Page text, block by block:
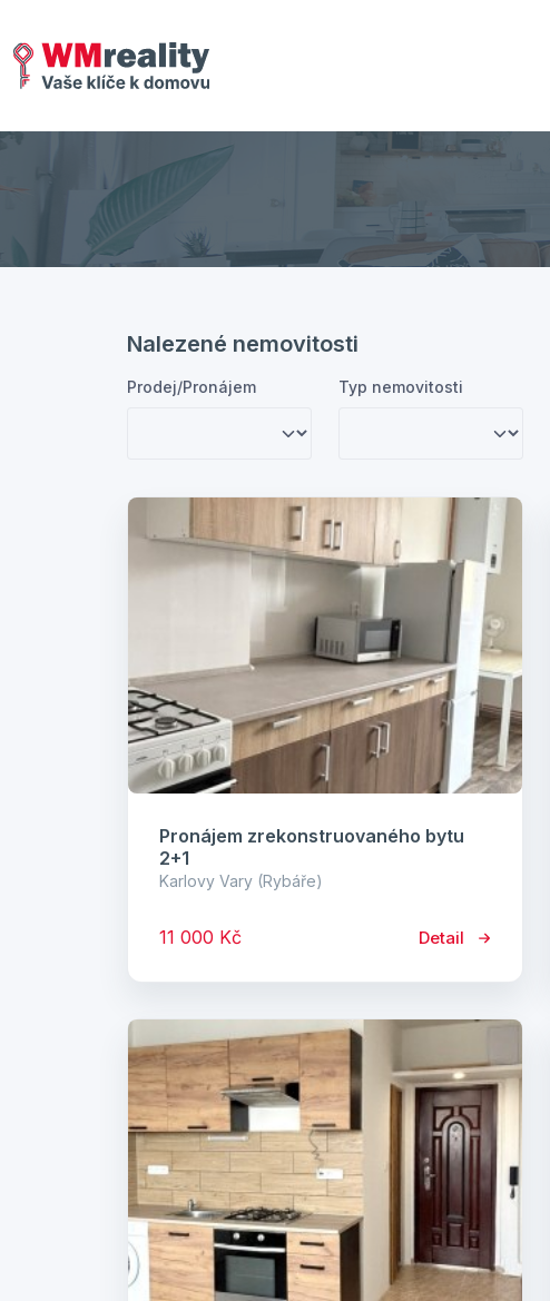
Nalezené nemovitosti
Prodej/Pronájem Typ nemovitosti
Pronájem zrekonstruovaného bytu
2+1
Karlovy Vary (Rybáře)
11 000 Kč Detail